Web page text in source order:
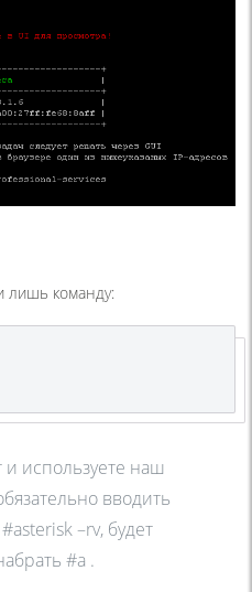
лишь команду:
используете наш
вводить
–rv, будет
#a .